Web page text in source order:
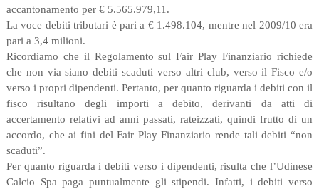
accantonamento per € 5.565.979,11.
La voce debiti tributari è pari a € 1.498.104, mentre nel 2009/10 era
pari a 3,4 milioni.
Ricordiamo che il Regolamento sul Fair Play Finanziario richiede
che non via siano debiti scaduti verso altri club, verso il Fisco e/o
verso i propri dipendenti. Pertanto, per quanto riguarda i debiti con il
fisco risultano degli importi a debito, derivanti da atti di
accertamento relativi ad anni passati, rateizzati, quindi frutto di un
accordo, che ai fini del Fair Play Finanziario rende tali debiti “non
scaduti”.
Per quanto riguarda i debiti verso i dipendenti, risulta che l’Udinese
Calcio Spa paga puntualmente gli stipendi. Infatti, i debiti verso